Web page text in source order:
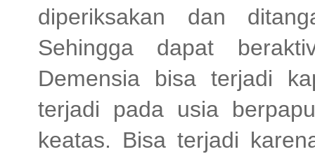
diperiksakan dan
Sehingga dapat
Demensia bisa terjadi
terjadi pada usia
keatas. Bisa terjadi